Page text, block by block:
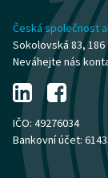
Česká společnost
Sokolovská 83, 186
Neváhejte nás
IČO: 49276034
Bankovní účet: